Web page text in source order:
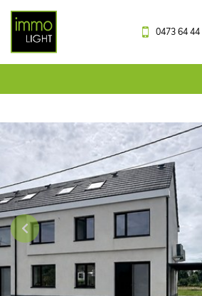
0473 64 44